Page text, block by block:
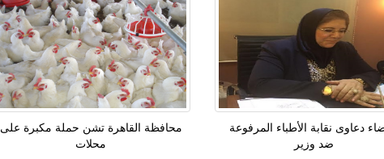
محافظة القاهرة تشن حملة مكبرة على
محلات
دعاوى نقابة الأطباء المرفوعة
ضد وزير